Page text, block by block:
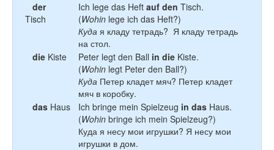
der
Tisch
Ich lege das Heft auf den Tisch.
(Wohin lege ich das Heft?)
Куда я кладу тетрадь? Я кладу тетрадь
на стол.
die Kiste Peter legt den Ball in die Kiste.
(Wohin legt Peter den Ball?)
Куда Петер кладет мяч? Петер кладет
мяч в коробку.
das Haus Ich bringe mein Spielzeug in das Haus.
(Wohin bringe ich mein Spielzeug?)
Куда я несу мои игрушки? Я несу мои
игрушки в дом.